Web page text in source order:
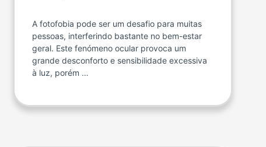
A fotofobia pode ser um desafio para muitas
pessoas, interferindo bastante no bem-estar
geral. Este fenómeno ocular provoca um
grande desconforto e sensibilidade excessiva
à luz, porém …